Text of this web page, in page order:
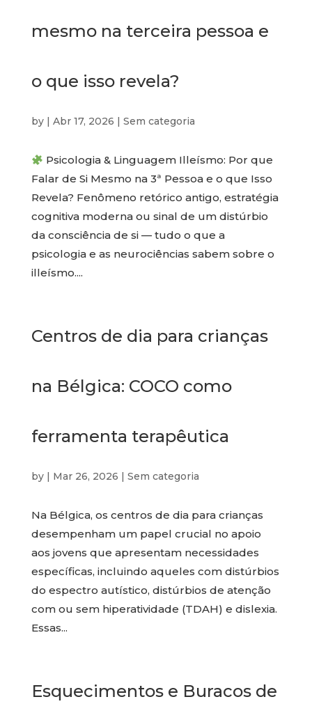
mesmo na terceira pessoa e
o que isso revela?
by | Abr 17, 2026 | Sem categoria
Psicologia & Linguagem Illeísmo: Por que
Falar de Si Mesmo na 3ª Pessoa e o que Isso
Revela? Fenômeno retórico antigo, estratégia
cognitiva moderna ou sinal de um distúrbio
da consciência de si — tudo o que a
psicologia e as neurociências sabem sobre o
illeísmo....
Centros de dia para crianças
na Bélgica: COCO como
ferramenta terapêutica
by | Mar 26, 2026 | Sem categoria
Na Bélgica, os centros de dia para crianças
desempenham um papel crucial no apoio
aos jovens que apresentam necessidades
específicas, incluindo aqueles com distúrbios
do espectro autístico, distúrbios de atenção
com ou sem hiperatividade (TDAH) e dislexia.
Essas...
Esquecimentos e Buracos de